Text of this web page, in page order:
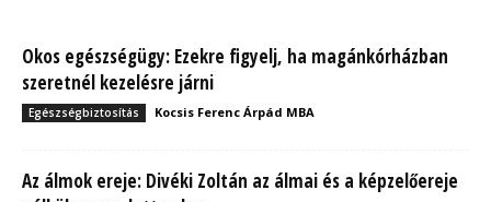
Okos egészségügy: Ezekre figyelj, ha magánkórházban
szeretnél kezelésre járni
Egészségbiztosítás Kocsis Ferenc Árpád MBA
Az álmok ereje: Divéki Zoltán az álmai és a képzelőereje